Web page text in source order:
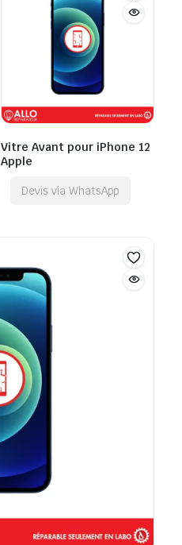
Vitre Avant pour iPhone 12
Apple
Devis via WhatsApp